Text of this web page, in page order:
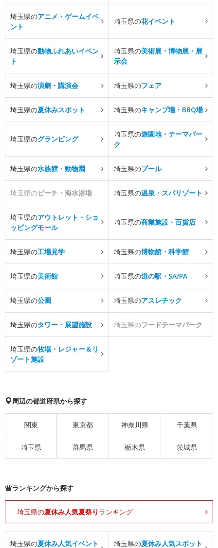
埼玉県のアニメ・ゲームイベ
ント
埼玉県の花イベント
埼玉県の動物ふれあいイベン
ト
埼玉県の美術展・博物展・展
示会
埼玉県の演劇・講演会 埼玉県のフェア
埼玉県の夏休みスポット 埼玉県のキャンプ場・BBQ場
埼玉県のグランピング
埼玉県の遊園地・テーマパー
ク
埼玉県の水族館・動物園 埼玉県のプール
埼玉県のビーチ・海水浴場 埼玉県の温泉・スパリゾート
埼玉県のアウトレット・ショ
ッピングモール
埼玉県の商業施設・百貨店
埼玉県の工場見学 埼玉県の博物館・科学館
埼玉県の美術館 埼玉県の道の駅・SA/PA
埼玉県の公園 埼玉県のアスレチック
埼玉県のタワー・展望施設 埼玉県のフードテーマパーク
埼玉県の牧場・レジャー＆リ
ゾート施設
周辺の都道府県から探す
関東 東京都 神奈川県 千葉県
埼玉県 群馬県 栃木県 茨城県
ランキングから探す
埼玉県の夏休み人気夏祭り ランキング
埼玉県の夏休み人気イベント 埼玉県の夏休み人気スポット